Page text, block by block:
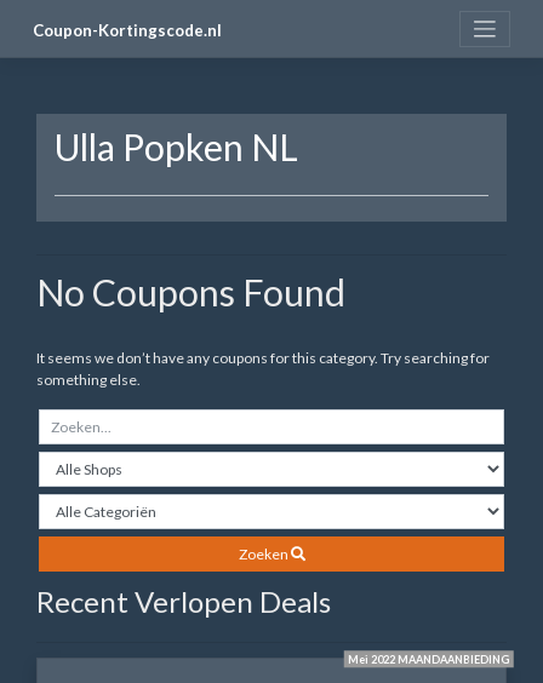
Coupon-Kortingscode.nl
Ulla Popken NL
No Coupons Found
It seems we don’t have any coupons for this category. Try searching for
something else.
Zoeken
Recent Verlopen Deals
Mei 2022 MAANDAANBIEDING